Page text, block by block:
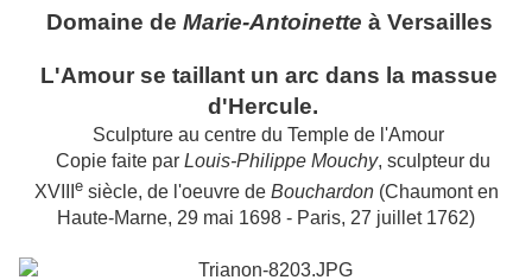
Domaine de Marie-Antoinette à Versailles
L'Amour se taillant un arc dans la massue
d'Hercule.
Sculpture au centre du Temple de l'Amour
Copie faite par Louis-Philippe Mouchy, sculpteur du
XVIII esiècle, de l'oeuvre de Bouchardon(Chaumont en
Haute-Marne, 29 mai 1698 - Paris, 27 juillet 1762)